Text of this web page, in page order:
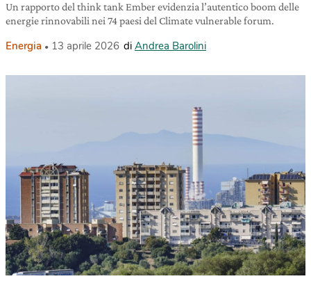
Un rapporto del think tank Ember evidenzia l’autentico boom delle
energie rinnovabili nei 74 paesi del Climate vulnerable forum.
Energia 13 aprile 2026 di Andrea Barolini